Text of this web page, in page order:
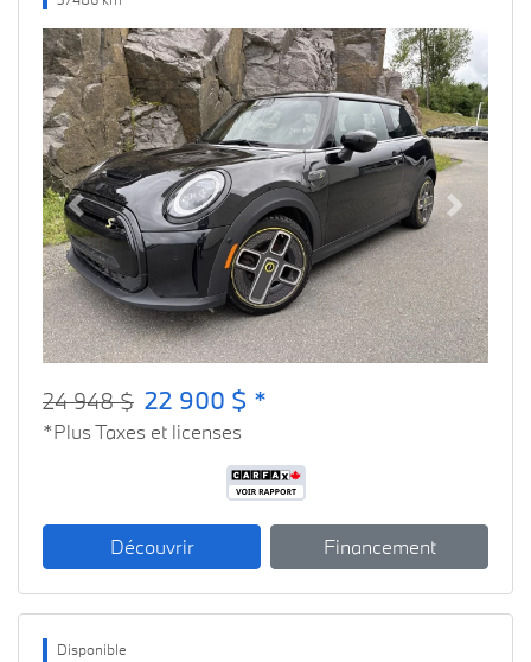
Previous Next
24 948 $ 22 900 $ *
*Plus Taxes et licenses
Découvrir Financement
Disponible